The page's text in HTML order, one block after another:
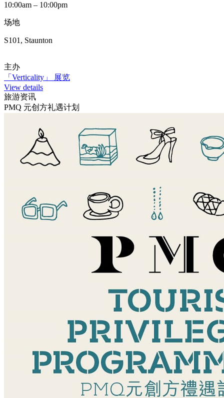
10:00am – 10:00pm
场地
S101, Staunton
主办
「Verticality」 展览
View details
旅游资讯
PMQ 元创方礼遇计划